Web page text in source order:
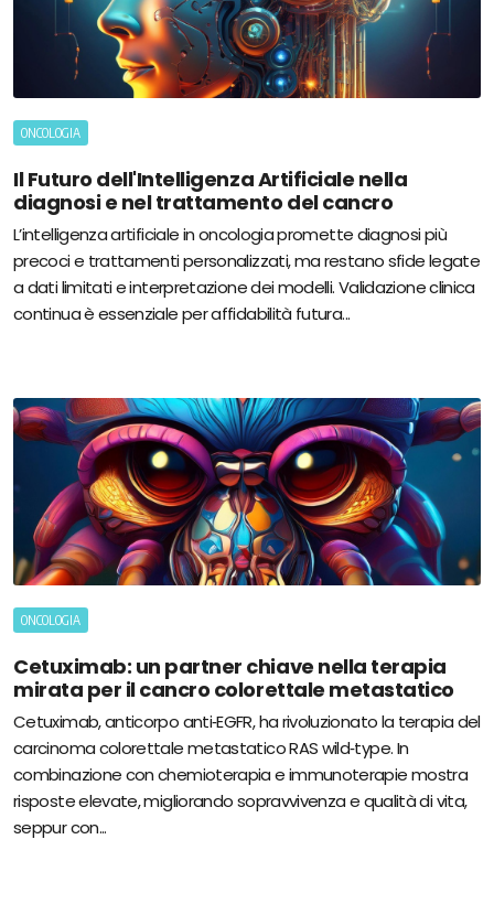
ONCOLOGIA
Il Futuro dell'Intelligenza Artificiale nella
diagnosi e nel trattamento del cancro
L’intelligenza artificiale in oncologia promette diagnosi più
precoci e trattamenti personalizzati, ma restano sfide legate
a dati limitati e interpretazione dei modelli. Validazione clinica
continua è essenziale per affidabilità futura...
ONCOLOGIA
Cetuximab: un partner chiave nella terapia
mirata per il cancro colorettale metastatico
Cetuximab, anticorpo anti‑EGFR, ha rivoluzionato la terapia del
carcinoma colorettale metastatico RAS wild‑type. In
combinazione con chemioterapia e immunoterapie mostra
risposte elevate, migliorando sopravvivenza e qualità di vita,
seppur con...